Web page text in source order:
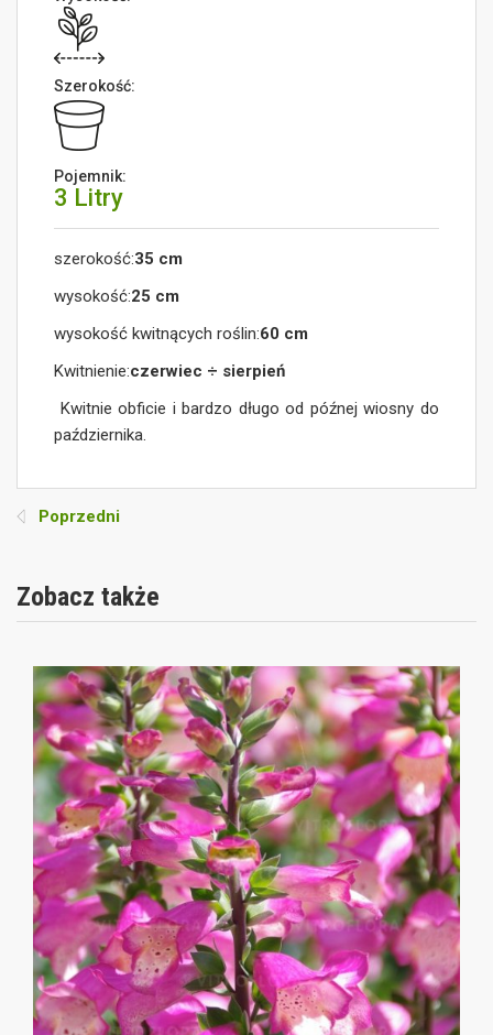
Szerokość:
Pojemnik:
3 Litry
szerokość:35 cm
wysokość:25 cm
wysokość kwitnących roślin:60 cm
Kwitnienie:czerwiec ÷ sierpień
Kwitnie obficie i bardzo długo od późnej wiosny do
października.
Poprzedni
Zobacz także